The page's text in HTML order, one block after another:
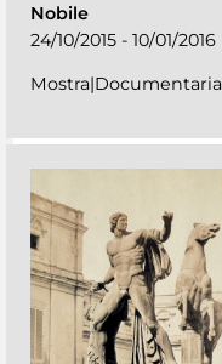
Nobile
24/10/2015 - 10/01/2016
Mostra|Documentaria